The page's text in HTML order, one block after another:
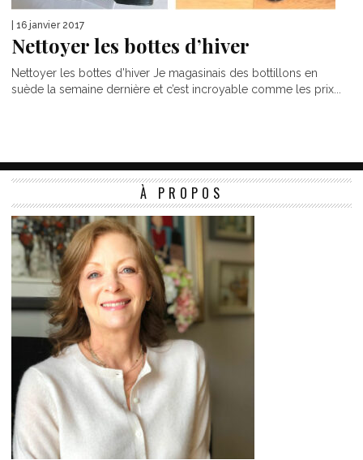
| 16 janvier 2017
Nettoyer les bottes d’hiver
Nettoyer les bottes d’hiver Je magasinais des bottillons en
suède la semaine dernière et c’est incroyable comme les prix...
À PROPOS